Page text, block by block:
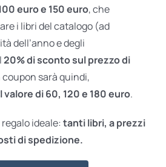
euro e 150 euro, che
i libri del catalogo (ad
dell’anno e degli
20% di sconto sul prezzo di
sarà quindi,
valore di 60, 120 e 180 euro.
regalo ideale: tanti libri, a prezzi
di spedizione.